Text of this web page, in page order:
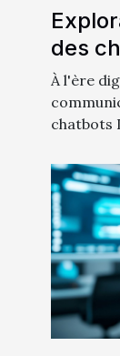
des
pour
À l'ère
chatbots